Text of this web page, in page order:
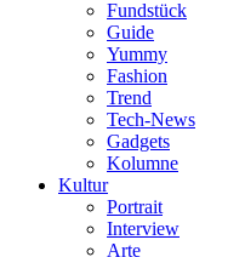
Fundstück
Guide
Yummy
Fashion
Trend
Tech-News
Gadgets
Kolumne
Kultur
Portrait
Interview
Arte